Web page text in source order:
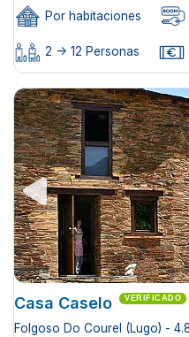
Por habitaciones
2 -> 12 Personas
Casa Caselo VERIFICADO
Folgoso Do Courel (Lugo) -